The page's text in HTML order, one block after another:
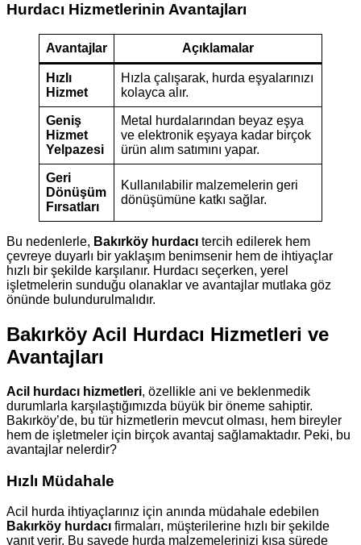
Hurdacı Hizmetlerinin Avantajları
Avantajlar Açıklamalar
Hızlı
Hizmet
Hızla çalışarak, hurda eşyalarınızı
kolayca alır.
Geniş
Hizmet
Yelpazesi
Metal hurdalarından beyaz eşya
ve elektronik eşyaya kadar birçok
ürün alım satımını yapar.
Geri
Dönüşüm
Fırsatları
Kullanılabilir malzemelerin geri
dönüşümüne katkı sağlar.
Bu nedenlerle, Bakırköy hurdacı tercih edilerek hem
çevreye duyarlı bir yaklaşım benimsenir hem de ihtiyaçlar
hızlı bir şekilde karşılanır. Hurdacı seçerken, yerel
işletmelerin sunduğu olanaklar ve avantajlar mutlaka göz
önünde bulundurulmalıdır.
Bakırköy Acil Hurdacı Hizmetleri ve
Avantajları
Acil hurdacı hizmetleri, özellikle ani ve beklenmedik
durumlarla karşılaştığımızda büyük bir öneme sahiptir.
Bakırköy’de, bu tür hizmetlerin mevcut olması, hem bireyler
hem de işletmeler için birçok avantaj sağlamaktadır. Peki, bu
avantajlar nelerdir?
Hızlı Müdahale
Acil hurda ihtiyaçlarınız için anında müdahale edebilen
Bakırköy hurdacı firmaları, müşterilerine hızlı bir şekilde
yanıt verir. Bu sayede hurda malzemelerinizi kısa sürede